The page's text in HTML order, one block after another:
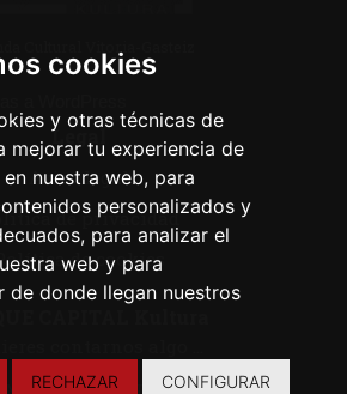
cookies
y otras técnicas de
mejorar tu experiencia de
nuestra web, para
personalizados y
para analizar el
web y para
de donde llegan nuestros
RECHAZAR CONFIGURAR
Legal
Aviso legal
de privacidad
de cookies
CAPITAL Kultura
CON NOSOTROS